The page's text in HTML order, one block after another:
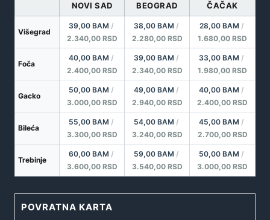
NOVI SAD BEOGRAD ČAČAK
Višegrad
39,00 BAM /
2.340,00 RSD
38,00 BAM /
2.280,00 RSD
28,00 BAM /
1.680,00 RSD
Foča
40,00 BAM /
2.400,00 RSD
39,00 BAM /
2.340,00 RSD
33,00 BAM /
1.980,00 RSD
Gacko
50,00 BAM /
3.000,00 RSD
49,00 BAM /
2.940,00 RSD
40,00 BAM /
2.400,00 RSD
Bileća
55,00 BAM /
3.300,00 RSD
54,00 BAM /
3.240,00 RSD
45,00 BAM /
2.700,00 RSD
Trebinje
60,00 BAM /
3.600,00 RSD
59,00 BAM /
3.540,00 RSD
50,00 BAM /
3.000,00 RSD
POVRATNA KARTA